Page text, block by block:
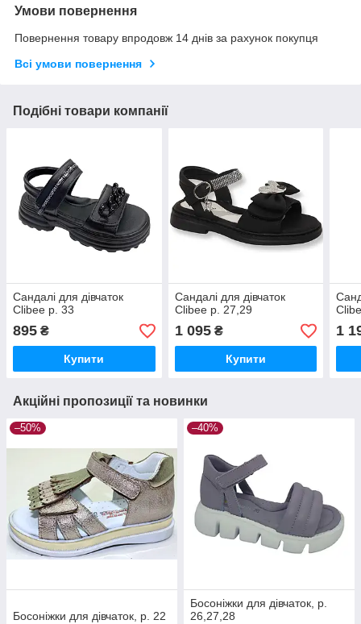
Умови повернення
Повернення товару впродовж 14 днів за рахунок покупця
Всі умови повернення
Подібні товари компанії
Сандалі для дівчаток
Clibee р. 33
895 ₴
Купити
Сандалі для дівчаток
Clibee р. 27,29
1 095₴
Купити
1
Акційні пропозиції та новинки
–50%
Босоніжки для дівчаток, р. 22
–40%
Босоніжки для дівчаток, р.
26,27,28